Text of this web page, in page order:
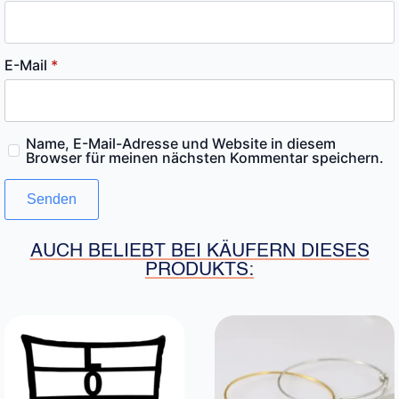
E-Mail *
Name, E-Mail-Adresse und Website in diesem
Browser für meinen nächsten Kommentar speichern.
AUCH BELIEBT BEI KÄUFERN DIESES
PRODUKTS: